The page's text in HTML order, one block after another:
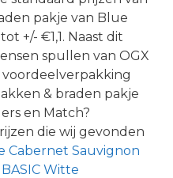
pakje van Blue
+/- €1,1. Naast dit
spullen van OGX
voordeelverpakking
& braden pakje
en Match?
die wij gevonden
Cabernet Sauvignon
Witte